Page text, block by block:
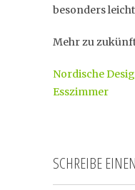
besonders
Mehr zu
Nordische
Esszimmer
SCHREIBE